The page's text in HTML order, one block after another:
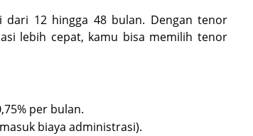
12 hingga 48 bulan. Dengan tenor
lebih cepat, kamu bisa memilih tenor
per bulan.
biaya administrasi).